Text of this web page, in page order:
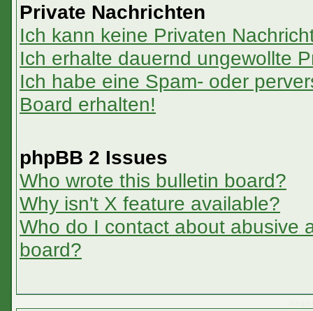
Private Nachrichten
Ich kann keine Privaten
Ich erhalte dauernd ungewollte
Ich habe eine Spam- oder
Board erhalten!
phpBB 2 Issues
Who wrote this bulletin board?
Why isn't X feature available?
Who do I contact about abusive
board?